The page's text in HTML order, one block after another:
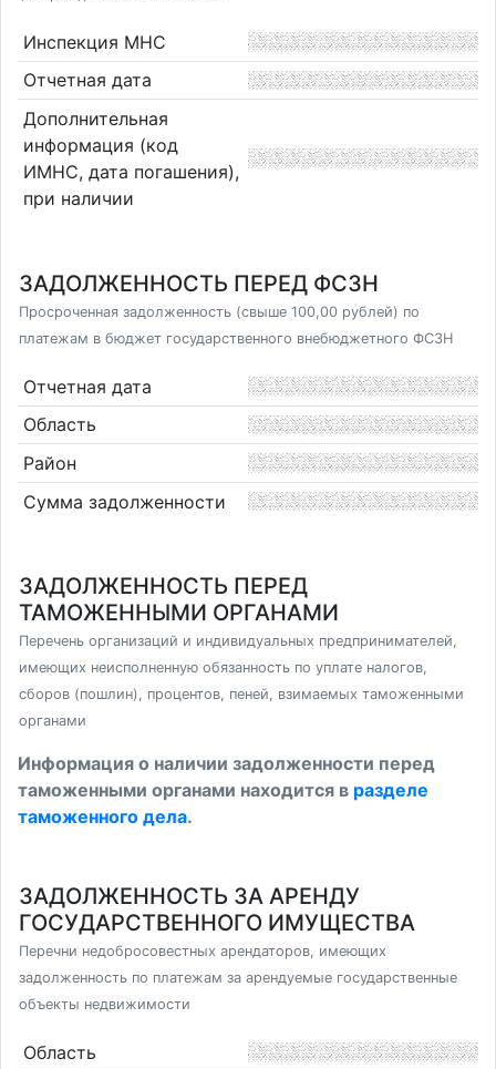
Инспекция МНС
Отчетная дата
Дополнительная
информация (код
ИМНС, дата погашения),
при наличии
ЗАДОЛЖЕННОСТЬ ПЕРЕД ФСЗН
Просроченная задолженность (свыше 100,00 рублей) по
платежам в бюджет государственного внебюджетного ФСЗН
Отчетная дата
Область
Район
Сумма задолженности
ЗАДОЛЖЕННОСТЬ ПЕРЕД
ТАМОЖЕННЫМИ ОРГАНАМИ
Перечень организаций и индивидуальных предпринимателей,
имеющих неисполненную обязанность по уплате налогов,
сборов (пошлин), процентов, пеней, взимаемых таможенными
органами
Информация о наличии задолженности перед
таможенными органами находится в разделе
таможенного дела.
ЗАДОЛЖЕННОСТЬ ЗА АРЕНДУ
ГОСУДАРСТВЕННОГО ИМУЩЕСТВА
Перечни недобросовестных арендаторов, имеющих
задолженность по платежам за арендуемые государственные
объекты недвижимости
Область